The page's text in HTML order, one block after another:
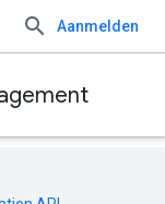
Aanmelden